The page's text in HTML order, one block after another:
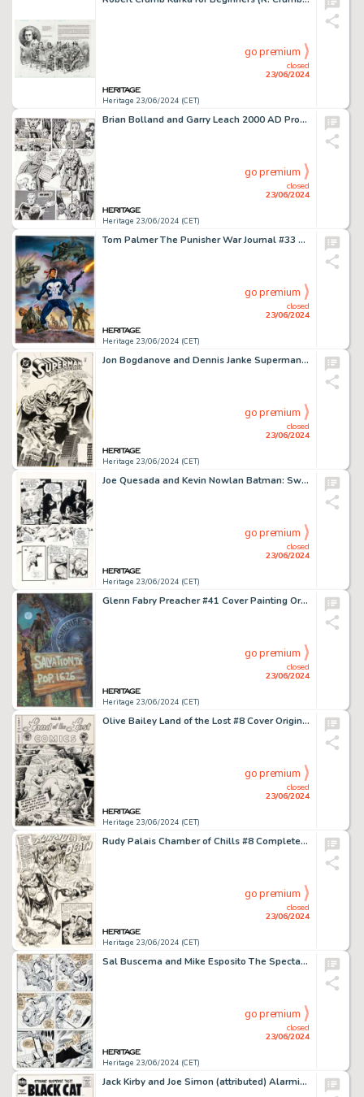
Heritage 23/06/2024 (CET)
closed
23/06/2024
go premium
Brian Bolland and Garry Leach 2000 AD Prog #95 Judge Dredd Story Page 2 Original Art (IPC, 1979).
Heritage 23/06/2024 (CET)
closed
23/06/2024
go premium
Tom Palmer The Punisher War Journal #33 Cover Painting Original Art (Marvel, 1991).
Heritage 23/06/2024 (CET)
closed
23/06/2024
go premium
Jon Bogdanove and Dennis Janke Superman: The Man of Steel #54 Cover Original Art (DC, 1996).
Heritage 23/06/2024 (CET)
closed
23/06/2024
go premium
Joe Quesada and Kevin Nowlan Batman: Sword of Azrael #1 Story Page 22 Original Art (DC, 1992).
Heritage 23/06/2024 (CET)
closed
23/06/2024
go premium
Glenn Fabry Preacher #41 Cover Painting Original Art (DC, 1998).
Heritage 23/06/2024 (CET)
closed
23/06/2024
go premium
Olive Bailey Land of the Lost #8 Cover Original Art (EC, 1947).
Heritage 23/06/2024 (CET)
closed
23/06/2024
go premium
Rudy Palais Chamber of Chills #8 Complete 4-Page Story "Formula For Death" Original Art (Harvey, 1952). (Total: 4 Original Art)
Heritage 23/06/2024 (CET)
closed
23/06/2024
go premium
Sal Buscema and Mike Esposito The Spectacular Spider-Man #4 Story Page 16 Original Art (Marvel, 1977).
Heritage 23/06/2024 (CET)
closed
23/06/2024
go premium
Jack Kirby and Joe Simon (attributed) Alarming Tales #1 Unused Cover Original Art (Harvey, 1957).